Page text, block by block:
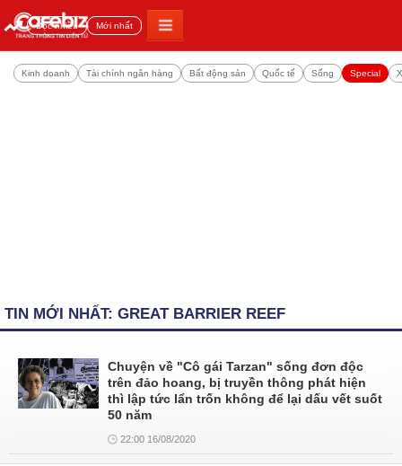
Đọc nhiều Mới nhất
Kinh doanh Tài chính ngân hàng Bất động sản Quốc tế Sống Special
TIN MỚI NHẤT: GREAT BARRIER REEF
Chuyện về "Cô gái Tarzan" sống đơn độc
trên đảo hoang, bị truyền thông phát hiện
thì lập tức lẩn trốn không để lại dấu vết suốt
50 năm
22:00 16/08/2020